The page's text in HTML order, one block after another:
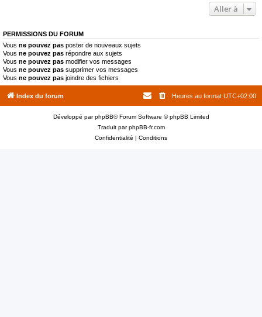
Aller à
PERMISSIONS DU FORUM
Vous ne pouvez pas poster de nouveaux sujets
Vous ne pouvez pas répondre aux sujets
Vous ne pouvez pas modifier vos messages
Vous ne pouvez pas supprimer vos messages
Vous ne pouvez pas joindre des fichiers
Index du forum Heures au format UTC+02:00
Développé parphpBB® Forum Software © phpBB Limited
Traduit parphpBB-fr.com
Confidentialité | Conditions